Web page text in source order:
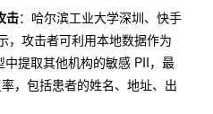
击：哈尔滨工业大学深圳、快手
，攻击者可利用本地数据作为
提取其他机构的敏感 PII，最
，包括患者的姓名、地址、出